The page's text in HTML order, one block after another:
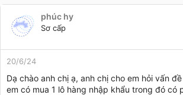
phúc hy
Sơ cấp
20/6/24
Dạ chào anh chị ạ, anh chị cho em hỏi vấn
em có mua 1 lô hàng nhập khẩu trong đó có